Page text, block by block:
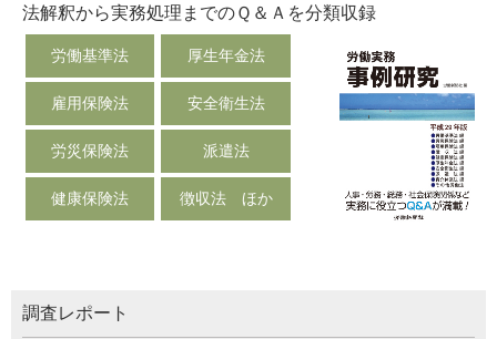
法解釈から実務処理までのＱ＆Ａを分類収録
労働基準法 厚生年金法
雇用保険法 安全衛生法
労災保険法 派遣法
健康保険法 徴収法 ほか
調査レポート